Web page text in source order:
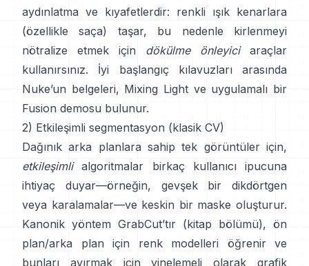
aydınlatma ve kıyafetlerdir: renkli ışık kenarlara
(özellikle saça) taşar, bu nedenle kirlenmeyi
nötralize etmek için dökülme önleyiciaraçlar
kullanırsınız. İyi başlangıç kılavuzları arasında
Nuke’un belgeleri, Mixing Light ve uygulamalı bir
Fusion demosu bulunur.
2) Etkileşimli segmentasyon (klasik CV)
Dağınık arka planlara sahip tek görüntüler için,
etkileşimlialgoritmalar birkaç kullanıcı ipucuna
ihtiyaç duyar—örneğin, gevşek bir dikdörtgen
veya karalamalar—ve keskin bir maske oluşturur.
Kanonik yöntem GrabCut’tır (kitap bölümü), ön
plan/arka plan için renk modelleri öğrenir ve
bunları ayırmak için yinelemeli olarak grafik